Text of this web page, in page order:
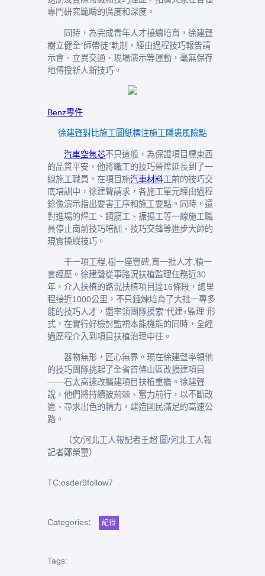
專門研究範疇的廣度和深度。
同時，為完成青年人才接續培育，徐建聲
樹立健全“師帶徒”軌制，經由過程技巧報告請
示會、立異交通、現場演示等運動，毫無保存
地傳授新人新技巧。
Benz零件
徐建聲對比施工圖紙標注施工隱患風險點
汽車空氣芯不只這般，為保證項目標東西
的品質平安，他將職工的技巧晉陞延長到了一
線施工職員。在項目施汽車材料工前的技巧交
底培訓中，徐建聲請求，各施工單元經由過程
錄像演示指出要害工序和施工要點。同時，還
對進場的焊工、鋼筋工、振搗工等一線施工職
員停止崗前技巧培訓、技巧交鋒等進步大師的
現實操縱技巧。
干一項工程,樹一座豐碑,育一批人才,積一
套經歷。徐建聲從事路況扶植監理任務近30
年，介入扶植的路況扶植項目達16條段，總里
程接近1000公里，不只錘煉培育了大批一專多
能的技巧人才，還率領團隊摸索“代建+監理”形
式，在實行好檢討監視本能機能的同時，全經
過歷程介入到項目扶植治理中往。
器物無形，匠心無界。現在徐建聲率領他
的技巧團隊挑起了全省首條山區改擴建項目
——石太高速改擴建項目扶植重擔。徐建聲
說，他們將持續披荊棘、奮力前行，以不斷改
進、尋求出色的精力，建造國民滿足的高速公
路。
（文/河北工人報記者王超 圖/河北工人報
記者鄭榮璽）
TC:osder9follow7
Categories: 記得
Tags: